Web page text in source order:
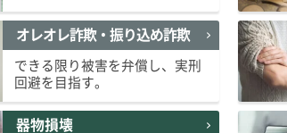
アトムについて
弁護士紹介
弁護士費用
オレオレ詐欺・振り込め詐欺
できる限り被害を弁償し、実刑
回避を目指す。
器物損壊